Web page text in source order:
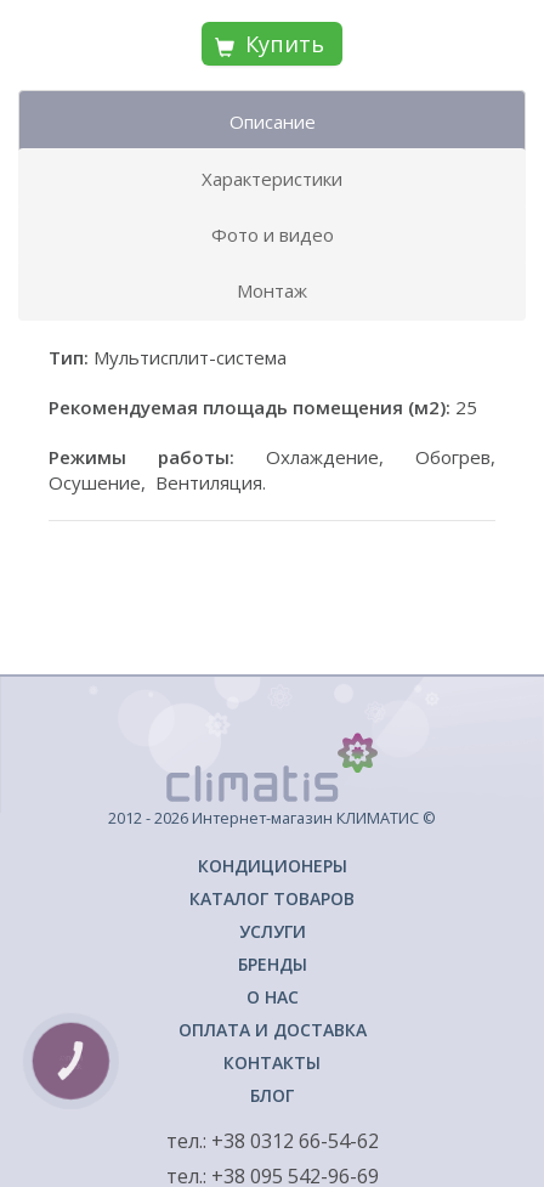
Купить
Описание
Характеристики
Фото и видео
Монтаж
Тип: Мультисплит-система
Рекомендуемая площадь помещения (м2): 25
Режимы работы: Охлаждение, Обогрев,
Осушение, Вентиляция.
2012 - 2026 Интернет-магазин КЛИМАТИС ©
КОНДИЦИОНЕРЫ
КАТАЛОГ ТОВАРОВ
УСЛУГИ
БРЕНДЫ
О НАС
ОПЛАТА И ДОСТАВКА
КОНТАКТЫ
БЛОГ
тел.: +38 0312 66-54-62
тел.: +38 095 542-96-69
КНОПКА
ЗВ'ЯЗКУ